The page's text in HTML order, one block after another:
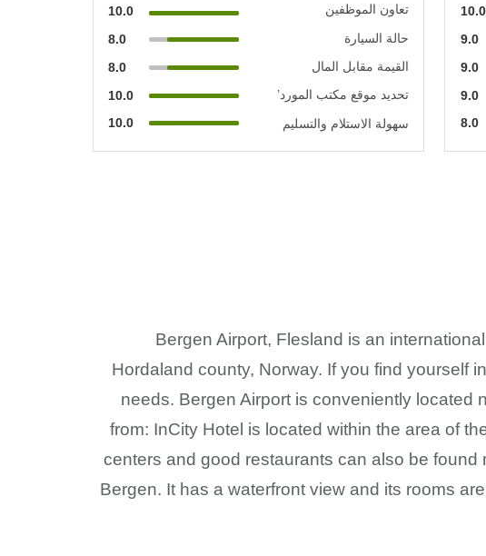
10.0
9.0
9.0
9.0
8.0
تعاون الموظفين
10.0
حالة السيارة
8.0
القيمة مقابل المال
8.0
تحديد موقع مكتب المورد’
10.0
سهولة الاستلام والتسليم
10.0
Bergen Airport, Flesland is an
Hordaland county, Norway. If you find yourself
needs. Bergen Airport is conveniently located
from: InCity Hotel is located within the area of
centers and good restaurants can also be
Bergen. It has a waterfront view and its rooms